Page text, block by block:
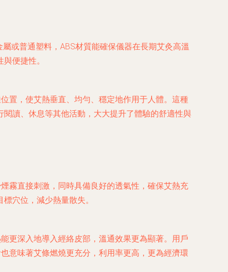
或普通塑料，ABS材質能確保儀器在長期艾灸高溫
便捷性。
置，使艾熱垂直、均勻、穩定地作用于人體。這種
讀、休息等其他活動，大大提升了體驗的舒適性與
霧直接刺激，同時具備良好的透氣性，確保艾熱充
穴位，減少熱量散失。
更深入地導入經絡皮部，溫通效果更為顯著。用戶
意味著艾條燃燒更充分，利用率更高，更為經濟環